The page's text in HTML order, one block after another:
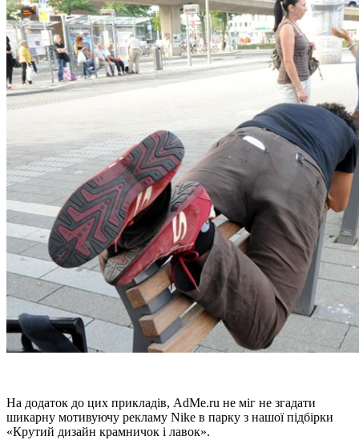
На додаток до цих прикладів, AdMe.ru не міг не згадати
шикарну мотивуючу рекламу Nike в парку з нашої підбірки
«Крутий дизайн крамничок і лавок».